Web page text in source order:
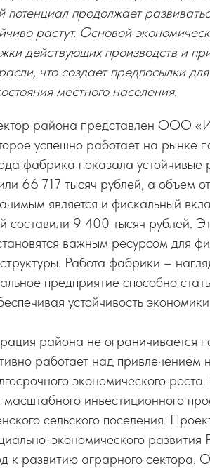
потенциал продолжает
растут. Основой
действующих производств и
что создает предпосылки
местного населения.
района представлен ООО
успешно работает на рынке
фабрика показала устойчивые
66 717 тысяч рублей, а объем
является и фискальный
составили 9 400 тысяч рублей.
важным ресурсом для
Работа фабрики –
предприятие способно
устойчивость
района не ограничивается
работает над привлечением
экономического
инвестиционного
сельского поселения.
экономического
к развитию аграрного сектора.